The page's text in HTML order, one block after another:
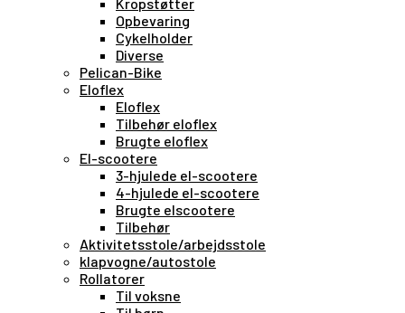
Opbevaring
Cykelholder
Diverse
Pelican-Bike
Eloflex
Eloflex
Tilbehør eloflex
Brugte eloflex
El-scootere
3-hjulede el-scootere
4-hjulede el-scootere
Brugte elscootere
Tilbehør
Aktivitetsstole/arbejdsstole
klapvogne/autostole
Rollatorer
Til voksne